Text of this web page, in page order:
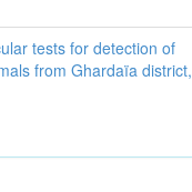
tests for detection of
from Ghardaïa district,